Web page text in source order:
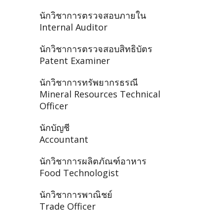
นักวิชาการตรวจสอบภายใน
Internal Auditor
นักวิชาการตรวจสอบสิทธิบัตร
Patent Examiner
นักวิชาการทรัพยากรธรณี
Mineral Resources Technical
Officer
นักบัญชี
Accountant
นักวิชาการผลิตภัณฑ์อาหาร
Food Technologist
นักวิชาการพาณิชย์
Trade Officer